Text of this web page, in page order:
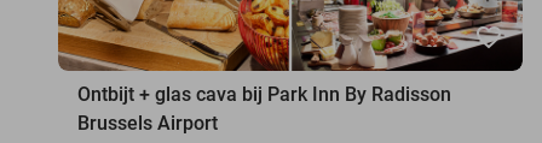
favorite_border
Ontbijt + glas cava bij Park Inn By Radisson
Brussels Airport